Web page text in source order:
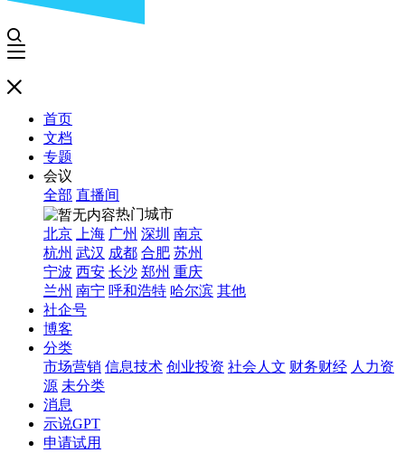
首页
文档
专题
会议
全部 直播间
热门城市
北京
上海 广州 深圳 南京
杭州 武汉 成都 合肥 苏州
宁波 西安 长沙 郑州 重庆
兰州 南宁 呼和浩特 哈尔滨 其他
社企号
博客
分类
市场营销 信息技术 创业投资 社会人文 财务财经 人力资
源 未分类
消息
示说GPT
申请试用